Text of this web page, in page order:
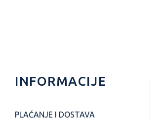
INFORMACIJE
PLAĆANJE I DOSTAVA